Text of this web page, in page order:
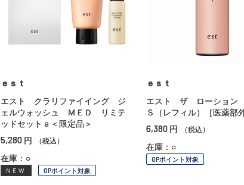
ｅｓｔ
エスト クラリファイイング ジ
ェルウォッシュ ＭＥＤ リミテ
ッドセットａ＜限定品＞
5,280 円 （税込）
在庫：○
NEW OPポイント対象
ｅｓｔ
エスト ザ ローショ
Ｓ（レフィル）［医薬部
6,380 円 （税込）
在庫：○
OPポイント対象